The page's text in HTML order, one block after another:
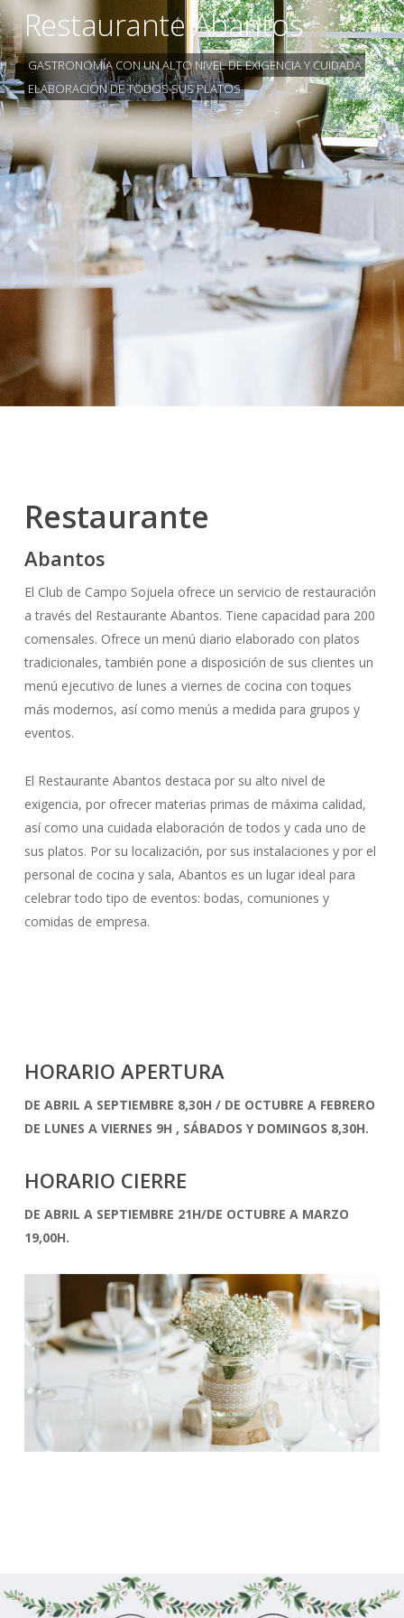
Restaurante Abantos
GASTRONOMÍA CON UN ALTO NIVEL DE EXIGENCIA Y CUIDADA
ELABORACIÓN DE TODOS SUS PLATOS
Restaurante
Abantos
El Club de Campo Sojuela ofrece un servicio de restauración
a través del Restaurante Abantos. Tiene capacidad para 200
comensales. Ofrece un menú diario elaborado con platos
tradicionales, también pone a disposición de sus clientes un
menú ejecutivo de lunes a viernes de cocina con toques
más modernos, así como menús a medida para grupos y
eventos.
El Restaurante Abantos destaca por su alto nivel de
exigencia, por ofrecer materias primas de máxima calidad,
así como una cuidada elaboración de todos y cada uno de
sus platos. Por su localización, por sus instalaciones y por el
personal de cocina y sala, Abantos es un lugar ideal para
celebrar todo tipo de eventos: bodas, comuniones y
comidas de empresa.
HORARIO APERTURA
DE ABRIL A SEPTIEMBRE 8,30H / DE OCTUBRE A FEBRERO
DE LUNES A VIERNES 9H , SÁBADOS Y DOMINGOS 8,30H.
HORARIO CIERRE
DE ABRIL A SEPTIEMBRE 21H/DE OCTUBRE A MARZO
19,00H.